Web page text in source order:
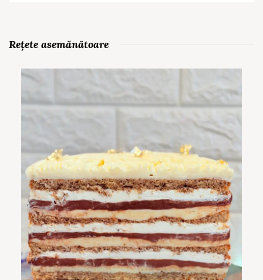
Rețete asemănătoare